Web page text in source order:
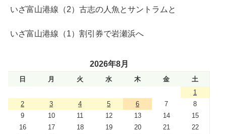
いざ富山港線（2）古志の人魚とサントラムと
いざ富山港線（1）割引券で岩瀬浜へ
2026年8月
日 月 火 水 木 金
土
1
2
3 4 5 6 7
8
9
10 11 12 13 14
15
16
17 18 19 20 21
22